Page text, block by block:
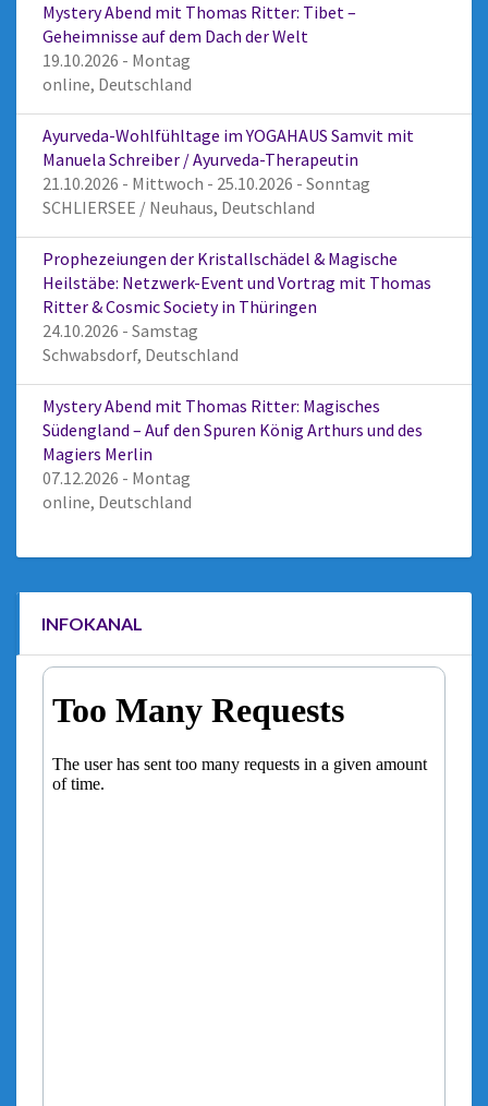
Mystery Abend mit Thomas Ritter: Tibet –
Geheimnisse auf dem Dach der Welt
19.10.2026 - Montag
online, Deutschland
Ayurveda-Wohlfühltage im YOGAHAUS Samvit mit
Manuela Schreiber / Ayurveda-Therapeutin
21.10.2026 - Mittwoch - 25.10.2026 - Sonntag
SCHLIERSEE / Neuhaus, Deutschland
Prophezeiungen der Kristallschädel & Magische
Heilstäbe: Netzwerk-Event und Vortrag mit Thomas
Ritter & Cosmic Society in Thüringen
24.10.2026 - Samstag
Schwabsdorf, Deutschland
Mystery Abend mit Thomas Ritter: Magisches
Südengland – Auf den Spuren König Arthurs und des
Magiers Merlin
07.12.2026 - Montag
online, Deutschland
INFOKANAL